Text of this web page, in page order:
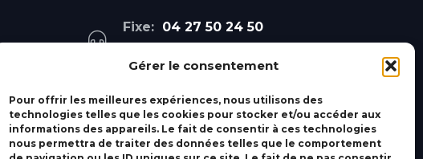
Gérer le consentement
Pour offrir les meilleures expériences, nous utilisons des
technologies telles que les cookies pour stocker et/ou accéder aux
informations des appareils. Le fait de consentir à ces technologies
nous permettra de traiter des données telles que le comportement
Fixe: 04 27 50 24 50